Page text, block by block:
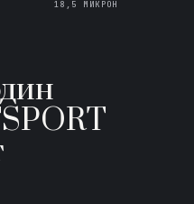
18,5 МИКРОН